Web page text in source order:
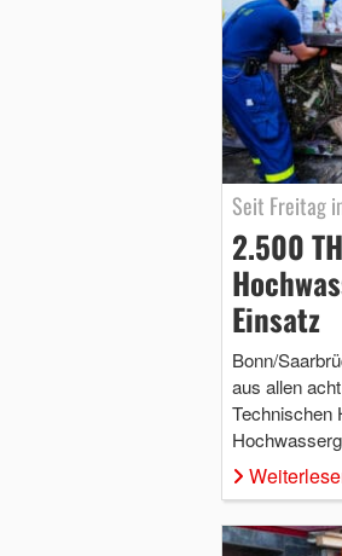
Seit Freitag
2.500
Einsatz
Bonn/
aus allen
Technischen